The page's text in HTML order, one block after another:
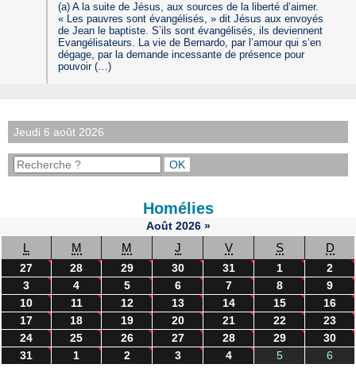
(a) A la suite de Jésus, aux sources de la liberté d’aimer.
« Les pauvres sont évangélisés, » dit Jésus aux envoyés
de Jean le baptiste. S’ils sont évangélisés, ils deviennent
Evangélisateurs. La vie de Bernardo, par l’amour qui s’en
dégage, par la demande incessante de présence pour
pouvoir (…)
Jeudi 6 août 2026
Homélies
Août 2026 »
L M M J V S D
27 28 29 30 31 1
2
3
4 5 6 7 8
9
10
11 12 13 14 15
16
17
18 19 20 21 22
23
24
25 26 27 28 29
30
31
1 2 3 4 5 6